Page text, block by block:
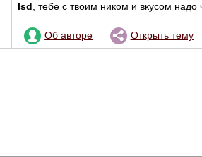
lsd, тебе с твоим ником и вкусом надо
Об авторе Открыть тему